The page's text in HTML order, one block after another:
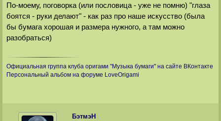
По-моему, поговорка (или пословица - уже не помню) "глаза
боятся - руки делают" - как раз про наше искусство (была
бы бумага хорошая и размера нужного, а там можно
разобраться)
Официальная группа клуба оригами "Музыка бумаги" на сайте ВКонтакте
Персональный альбом на форуме LoveOrigami
БэтмэН